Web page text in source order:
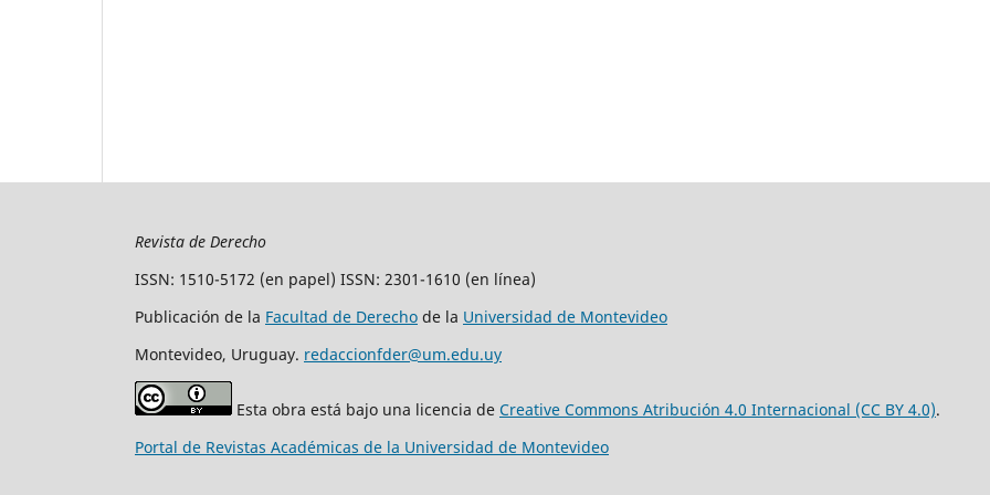
Revista de Derecho
ISSN: 1510-5172 (en papel) ISSN: 2301-1610 (en línea)
Publicación de la Facultad de Derecho de la Universidad de Montevideo
Montevideo, Uruguay. redaccionfder@um.edu.uy
Esta obra está bajo una licencia de Creative Commons Atribución 4.0 Internacional (CC BY 4.0).
Portal de Revistas Académicas de la Universidad de Montevideo